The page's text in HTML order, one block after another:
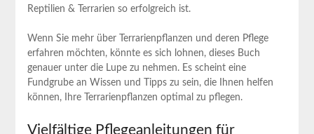
Reptilien & Terrarien ‌so erfolgreich ist.
Wenn Sie mehr ‍über Terrarienpflanzen und deren Pflege
erfahren möchten, könnte es ⁣sich lohnen, dieses Buch
genauer unter‌ die Lupe zu nehmen. Es​ scheint eine
Fundgrube an Wissen ⁢und ‌Tipps zu sein, die Ihnen helfen
können, Ihre Terrarienpflanzen optimal zu pflegen.
Vielfältige Pflegeanleitungen für